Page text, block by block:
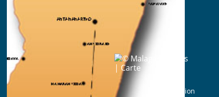
Transferts :fournis par l’hôtel
Prestation :en pension complète
Période :d’avril à décembre
Highlights
A tropical garden in a private island;
A small ecolodge that offers comfort, relaxation